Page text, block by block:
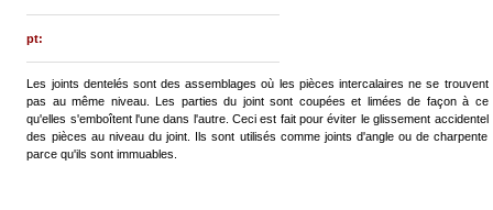
pt:
Les joints dentelés sont des assemblages où les pièces intercalaires ne se trouvent
pas au même niveau. Les parties du joint sont coupées et limées de façon à ce
qu'elles s'emboîtent l'une dans l'autre. Ceci est fait pour éviter le glissement accidentel
des pièces au niveau du joint. Ils sont utilisés comme joints d'angle ou de charpente
parce qu'ils sont immuables.